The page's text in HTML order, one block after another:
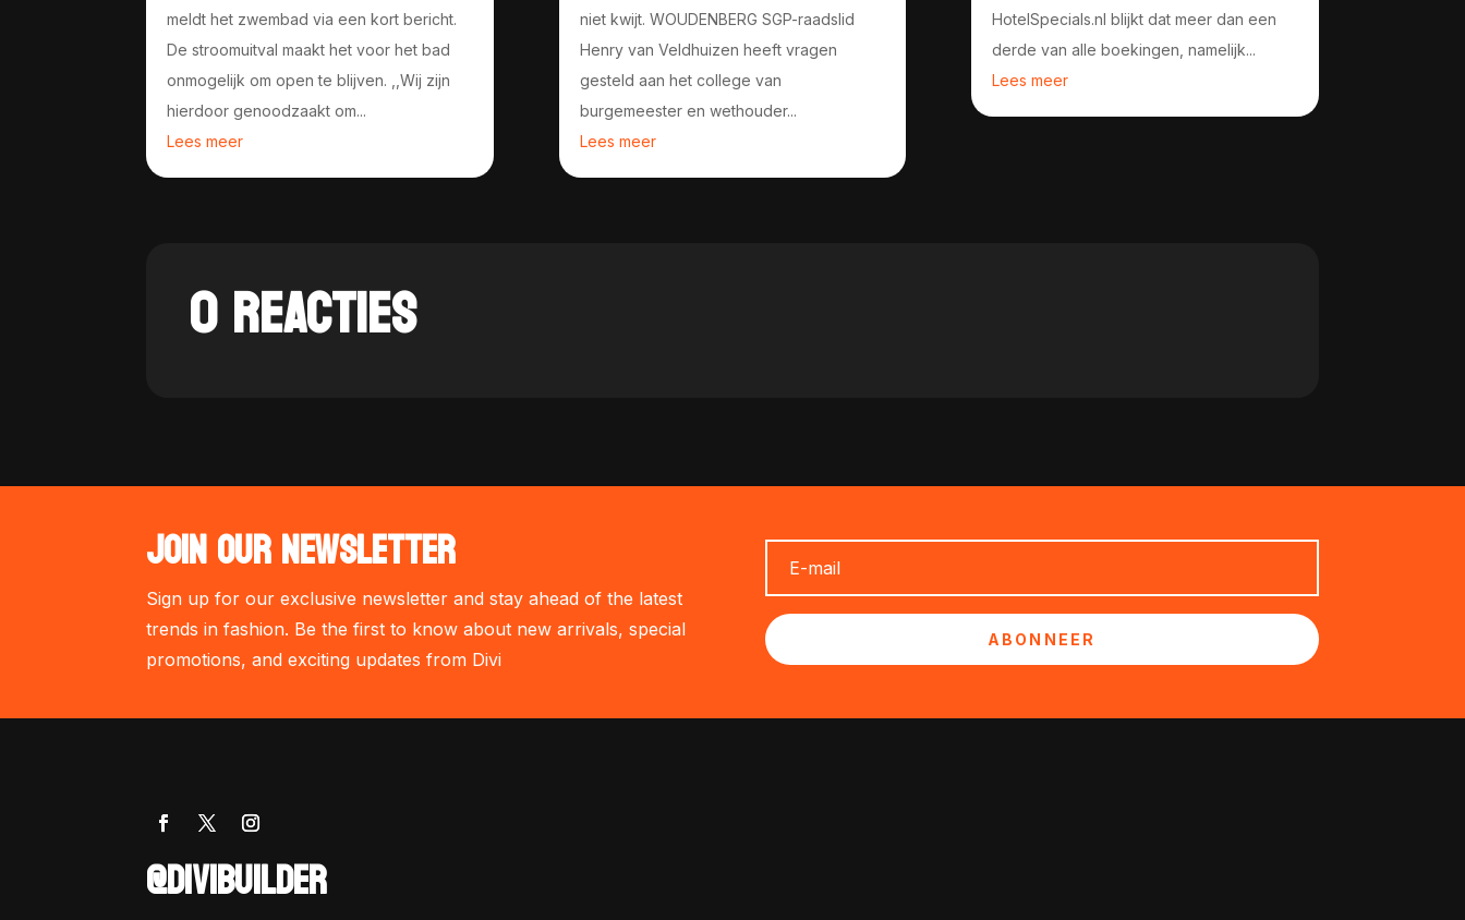
meldt het zwembad via een kort bericht.
De stroomuitval maakt het voor het bad
onmogelijk om open te blijven. ,,Wij zijn
hierdoor genoodzaakt om...
Lees meer
niet kwijt. WOUDENBERG SGP-raadslid
Henry van Veldhuizen heeft vragen
gesteld aan het college van
burgemeester en wethouder...
Lees meer
HotelSpecials.nl blijkt dat meer dan een
derde van alle boekingen, namelijk...
Lees meer
0 REACTIES
JOIN OUR NEWSLETTER
Sign up for our exclusive newsletter and stay ahead of the latest
trends in fashion. Be the first to know about new arrivals, special
promotions, and exciting updates from Divi
ABONNEER
@DIVIBUILDER